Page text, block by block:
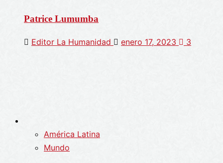
Patrice Lumumba
Editor La Humanidad enero 17, 2023 3
América Latina
Mundo